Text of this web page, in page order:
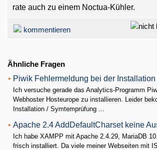
rate auch zu einem Noctua-Kühler.
kommentieren
Ähnliche Fragen
• Piwik Fehlermeldung bei der
Ich versuche gerade das Analytics-Programm
Webhoster Hosteurope zu installieren. Leider
Installation / Symtemprüfung ...
• Apache 2.4 AddDefaultCharset keine
Ich habe XAMPP mit Apache 2.4.29, MariaDB
frisch installiert. Da viele meiner Webseiten mit